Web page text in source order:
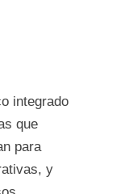
integrado
que
para
y